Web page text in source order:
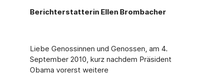
Berichterstatterin Ellen Brombacher
Liebe Genossinnen und Genossen, am 4.
September 2010, kurz nachdem Präsident
Obama vorerst weitere